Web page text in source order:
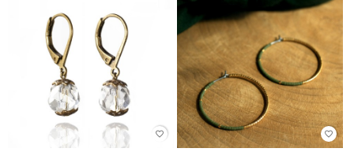
favorite_border favorite_border